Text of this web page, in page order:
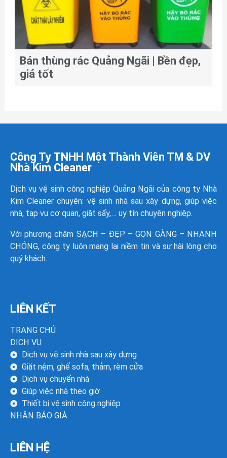
Bán thùng rác Quảng Ngãi | Bền đẹp,
giá tốt
Công Ty TNHH Một Thành Viên TM & DV
Nhà Kim Cleaner
Dịch vụ vệ sinh công nghiệp Quảng Ngãi của công ty Nhà
Kim Cleaner chuyên: vệ sinh nhà sau xây dựng, giúp việc
nhà, tạp vụ cơ quan, giặt sấy,… uy tín chuyên nghiệp.
Với phương châm SẠCH – ĐẸP – GỌN GÀNG – NHANH
CHÓNG, công ty luôn mang lại niềm tin và sự hài lòng cho
quý khách.
LIÊN KẾT
TRANG CHỦ
DỊCH VỤ
Dịch vụ vệ sinh nhà sau xây dựng
Giặt nệm, ghế sofa, thảm, rèm cửa
Dịch vụ chuyển nhà
Giúp việc nhà theo giờ
Thiết bị vệ sinh công nghiệp
NHẬN BÁO GIÁ
LIÊN HỆ